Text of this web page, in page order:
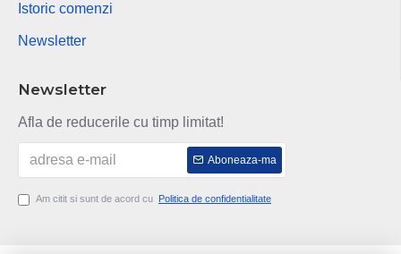
Istoric comenzi
Newsletter
Newsletter
Afla de reducerile cu timp limitat!
Aboneaza-ma
Am citit si sunt de acord cu Politica de confidentialitate